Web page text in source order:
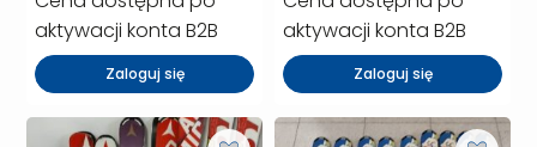
aktywacji konta B2B
Zaloguj się
aktywacji konta B2B
Zaloguj się